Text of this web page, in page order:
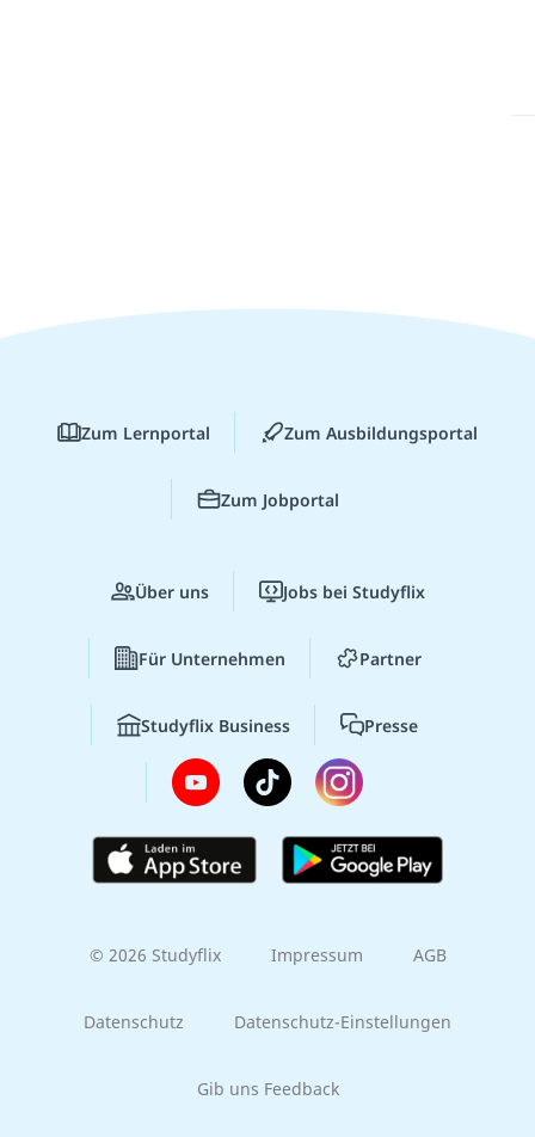
Zum Lernportal Zum Ausbildungsportal
Zum Jobportal
Über uns Jobs bei Studyflix
Für Unternehmen Partner
Studyflix Business Presse
© 2026 Studyflix Impressum AGB
Datenschutz Datenschutz-Einstellungen
Gib uns Feedback